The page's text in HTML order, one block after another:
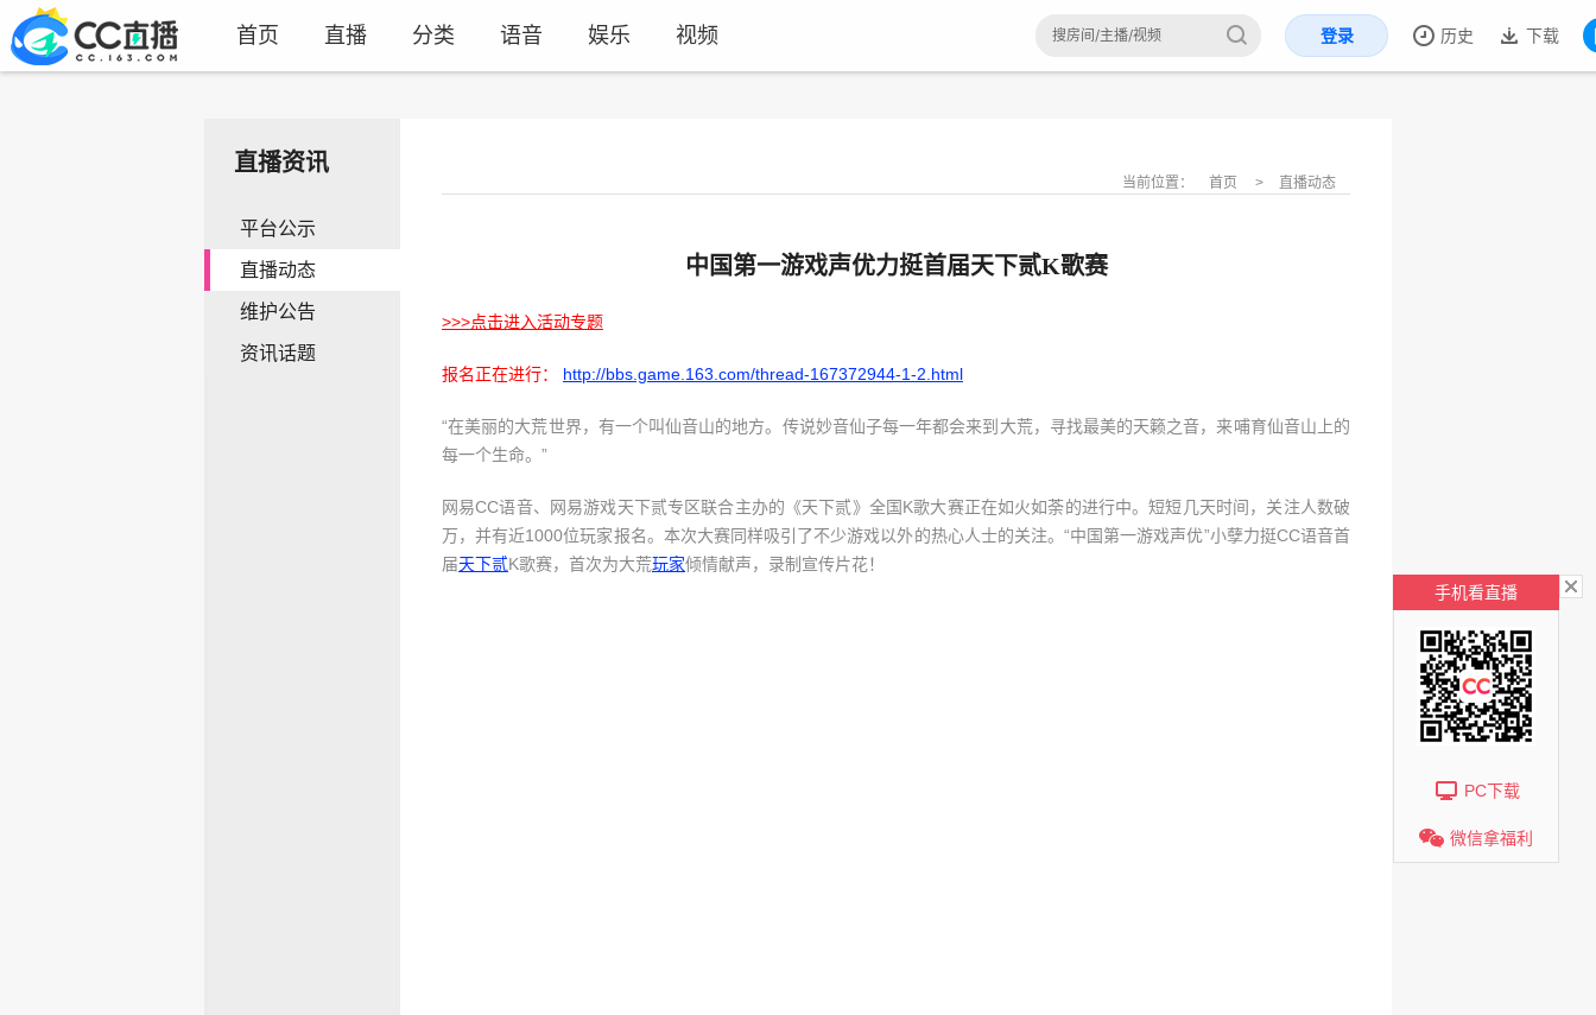
首页 直播 分类 语音 娱乐 视频 登录 历史 下载
直播资讯
平台公示
直播动态
维护公告
资讯话题
当前位置： 首页 > 直播动态
中国第一游戏声优力挺首届天下贰K歌赛
>>>点击进入活动专题
报名正在进行： http://bbs.game.163.com/thread-167372944-1-2.html
“在美丽的大荒世界，有一个叫仙音山的地方。传说妙音仙子每一年都会来到大荒，寻找最美的天籁之音，来哺育仙音山上的
每一个生命。”
网易CC语音、网易游戏天下贰专区联合主办的《天下贰》全国K歌大赛正在如火如荼的进行中。短短几天时间，关注人数破
万，并有近1000位玩家报名。本次大赛同样吸引了不少游戏以外的热心人士的关注。“中国第一游戏声优”小孽力挺CC语音首
届天下贰K歌赛，首次为大荒玩家倾情献声，录制宣传片花！
手机看直播
PC下载
微信拿福利